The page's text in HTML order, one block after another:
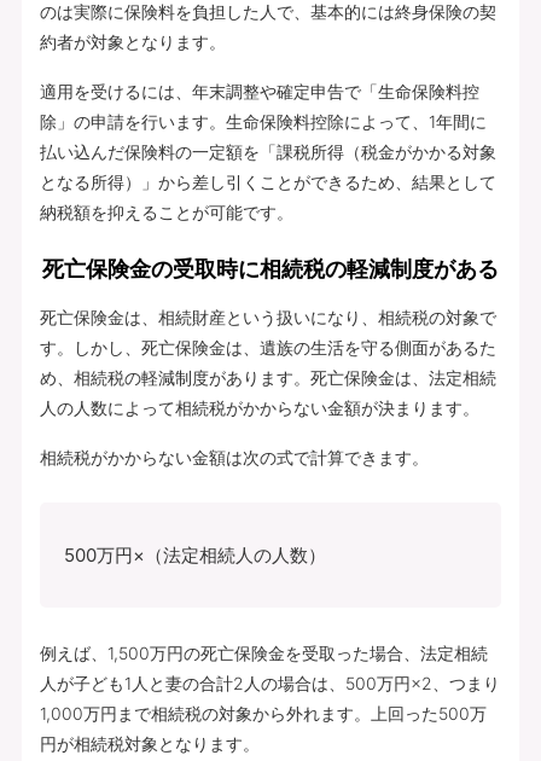
のは実際に保険料を負担した人で、基本的には終身保険の契
約者が対象となります。
適用を受けるには、年末調整や確定申告で「生命保険料控
除」の申請を行います。生命保険料控除によって、1年間に
払い込んだ保険料の一定額を「課税所得（税金がかかる対象
となる所得）」から差し引くことができるため、結果として
納税額を抑えることが可能です。
死亡保険金の受取時に相続税の軽減制度がある
死亡保険金は、相続財産という扱いになり、相続税の対象で
す。しかし、死亡保険金は、遺族の生活を守る側面があるた
め、相続税の軽減制度があります。死亡保険金は、法定相続
人の人数によって相続税がかからない金額が決まります。
相続税がかからない金額は次の式で計算できます。
500万円×（法定相続人の人数）
例えば、1,500万円の死亡保険金を受取った場合、法定相続
人が子ども1人と妻の合計2人の場合は、500万円×2、つまり
1,000万円まで相続税の対象から外れます。上回った500万
円が相続税対象となります。